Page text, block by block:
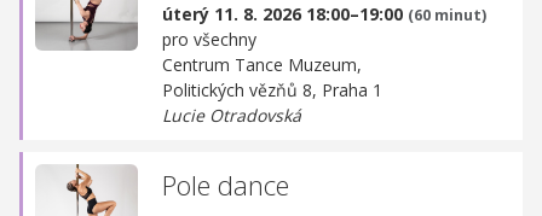
úterý 11. 8. 2026 18:00–19:00 (60 minut)
pro všechny
Centrum Tance Muzeum,
Politických vězňů 8, Praha 1
Lucie Otradovská
Pole dance